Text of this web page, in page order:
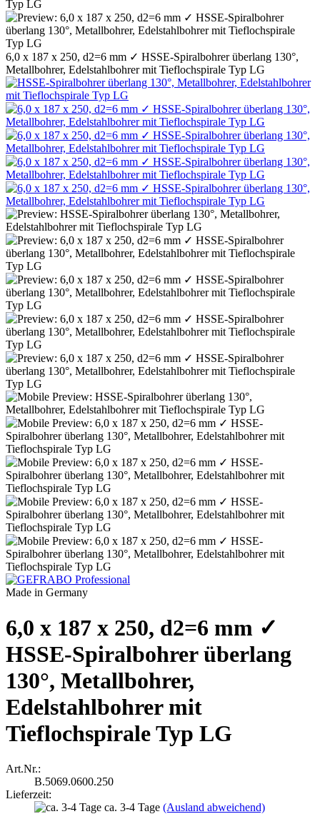
6,0 x 187 x 250, d2=6 mm ✓ HSSE-Spiralbohrer überlang 130°,
Metallbohrer, Edelstahlbohrer mit Tieflochspirale Typ LG
Made in Germany
6,0 x 187 x 250, d2=6 mm ✓
HSSE-Spiralbohrer überlang
130°, Metallbohrer,
Edelstahlbohrer mit
Tieflochspirale Typ LG
Art.Nr.:
B.5069.0600.250
Lieferzeit:
ca. 3-4 Tage (Ausland abweichend)